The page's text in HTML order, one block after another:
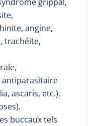
angine,
trachéite,
ascaris, etc.),
buccaux tels